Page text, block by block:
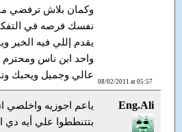
08/02/2011 at 05:57
وكمان بلاش ترفضي
نفسك فرصه في
يقدم إللي فيه الخير
واحد ابن ناس ومحترم
عالي وجميل ويحبك
Eng.Ali
ياعم اجوزيه واخلصي
بتتنططوا علي أيه دي